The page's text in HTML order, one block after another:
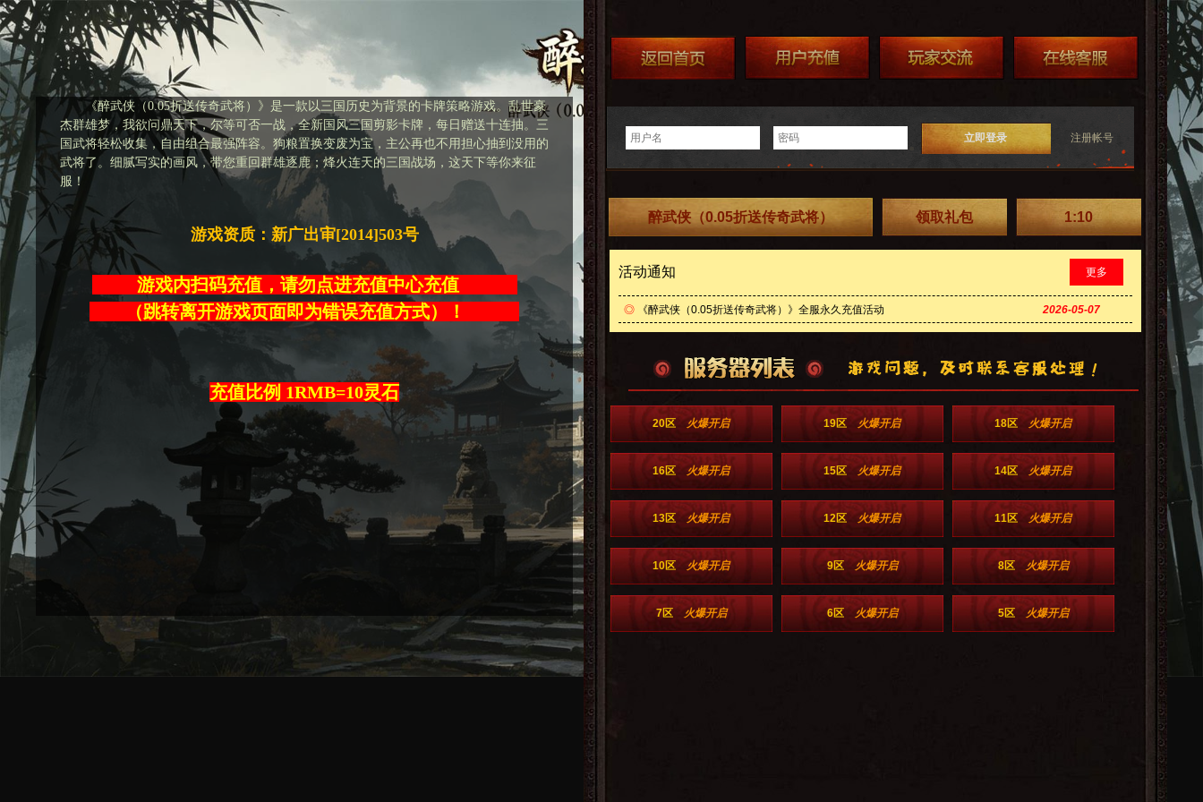
《醉武侠（0.05折送传奇武将）》是一款以三国历史为背景的卡牌策略游戏。乱世豪
杰群雄梦，我欲问鼎天下，尔等可否一战，全新国风三国剪影卡牌，每日赠送十连抽。三
国武将轻松收集，自由组合最强阵容。狗粮置换变废为宝，主公再也不用担心抽到没用的
武将了。细腻写实的画风，带您重回群雄逐鹿；烽火连天的三国战场，这天下等你来征
服！
游戏资质：新广出审[2014]503号
游戏内扫码充值，请勿点进充值中心充值
（跳转离开游戏页面即为错误充值方式）！
充值比例 1RMB=10灵石
立即登录 注册帐号
醉武侠（0.05折送传奇武将） 领取礼包 1:10
活动通知 更多
◎《醉武侠（0.05折送传奇武将）》全服永久充值活动 2026-05-07
20区 火爆开启 19区 火爆开启 18区 火爆开启
16区 火爆开启 15区 火爆开启 14区 火爆开启
13区 火爆开启 12区 火爆开启 11区 火爆开启
10区 火爆开启 9区 火爆开启 8区 火爆开启
7区 火爆开启 6区 火爆开启 5区 火爆开启